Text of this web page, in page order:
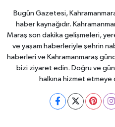
Bugün Gazetesi,
haber kaynağıdır.
Maraş son dakika gelişmeleri,
ve yaşam haberleriyle şehrin
haberleri ve Kahramanmaraş
bizi ziyaret edin. Doğru ve
halkına hizmet